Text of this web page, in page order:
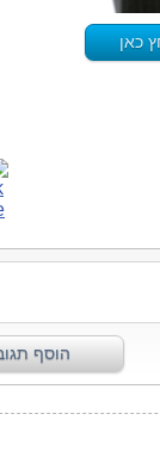
כאן